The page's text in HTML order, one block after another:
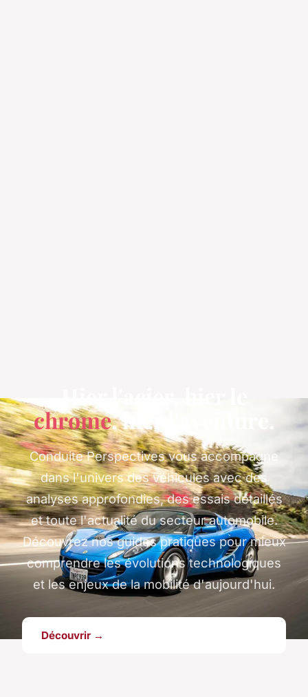
chrome, hier l'aventure.
Conduite Perspectives vous accompagne
dans l'univers des véhicules avec des
analyses approfondies, des essais détaillés
et toute l'actualité du secteur automobile.
Découvrez nos guides pratiques pour mieux
comprendre les évolutions technologiques
et les enjeux de la mobilité d'aujourd'hui.
Découvrir →